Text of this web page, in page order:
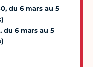
du 6 mars au 5
du 6 mars au 5